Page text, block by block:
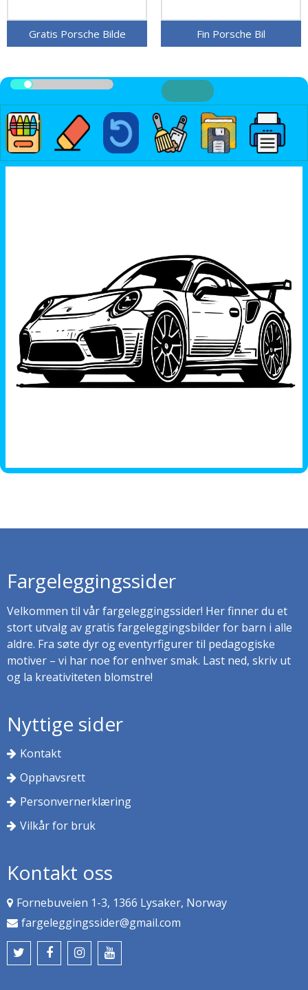
Gratis Porsche Bilde Fin Porsche Bil
Fargeleggingssider
Velkommen til vår fargeleggingssider! Her finner du et
stort utvalg av gratis fargeleggingsbilder for barn i alle
aldre. Fra søte dyr og eventyrfigurer til pedagogiske
motiver – vi har noe for enhver smak. Last ned, skriv ut
og la kreativiteten blomstre!
Nyttige sider
Kontakt
Opphavsrett
Personvernerklæring
Vilkår for bruk
Kontakt oss
Fornebuveien 1-3, 1366 Lysaker, Norway
fargeleggingssider@gmail.com